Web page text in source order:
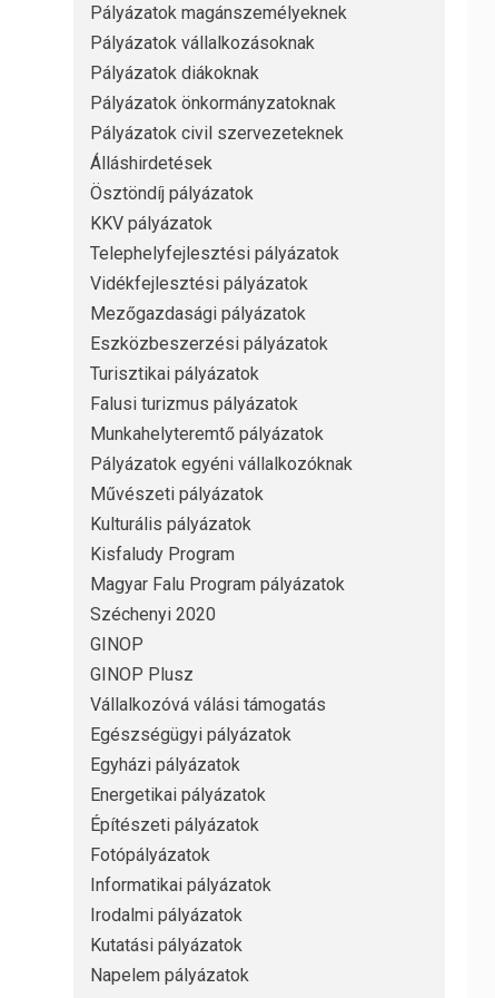
Pályázatok magánszemélyeknek
Pályázatok vállalkozásoknak
Pályázatok diákoknak
Pályázatok önkormányzatoknak
Pályázatok civil szervezeteknek
Álláshirdetések
Ösztöndíj pályázatok
KKV pályázatok
Telephelyfejlesztési pályázatok
Vidékfejlesztési pályázatok
Mezőgazdasági pályázatok
Eszközbeszerzési pályázatok
Turisztikai pályázatok
Falusi turizmus pályázatok
Munkahelyteremtő pályázatok
Pályázatok egyéni vállalkozóknak
Művészeti pályázatok
Kulturális pályázatok
Kisfaludy Program
Magyar Falu Program pályázatok
Széchenyi 2020
GINOP
GINOP Plusz
Vállalkozóvá válási támogatás
Egészségügyi pályázatok
Egyházi pályázatok
Energetikai pályázatok
Építészeti pályázatok
Fotópályázatok
Informatikai pályázatok
Irodalmi pályázatok
Kutatási pályázatok
Napelem pályázatok